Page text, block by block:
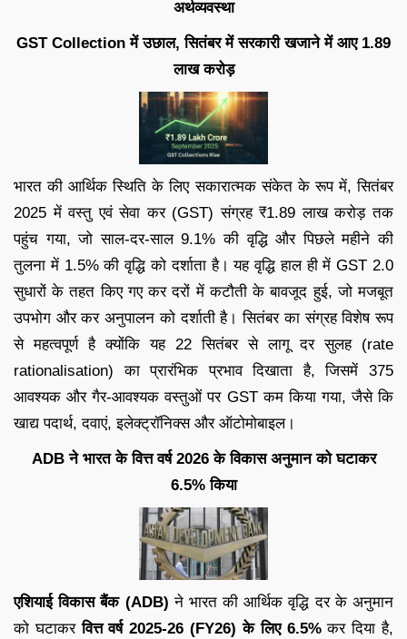
अर्थव्यवस्था
GST Collection में उछाल, सितंबर में सरकारी खजाने में आए 1.89
लाख करोड़
भारत की आर्थिक स्थिति के लिए सकारात्मक संकेत के रूप में, सितंबर
2025 में वस्तु एवं सेवा कर (GST) संग्रह ₹1.89 लाख करोड़ तक
पहुंच गया, जो साल-दर-साल 9.1% की वृद्धि और पिछले महीने की
तुलना में 1.5% की वृद्धि को दर्शाता है। यह वृद्धि हाल ही में GST 2.0
सुधारों के तहत किए गए कर दरों में कटौती के बावजूद हुई, जो मजबूत
उपभोग और कर अनुपालन को दर्शाती है। सितंबर का संग्रह विशेष रूप
से महत्वपूर्ण है क्योंकि यह 22 सितंबर से लागू दर सुलह (rate
rationalisation) का प्रारंभिक प्रभाव दिखाता है, जिसमें 375
आवश्यक और गैर-आवश्यक वस्तुओं पर GST कम किया गया, जैसे कि
खाद्य पदार्थ, दवाएं, इलेक्ट्रॉनिक्स और ऑटोमोबाइल।
ADB ने भारत के वित्त वर्ष 2026 के विकास अनुमान को घटाकर
6.5% किया
एशियाई विकास बैंक (ADB) ने भारत की आर्थिक वृद्धि दर के अनुमान
को घटाकरवित्त वर्ष 2025-26 (FY26) के लिए 6.5%कर दिया है,